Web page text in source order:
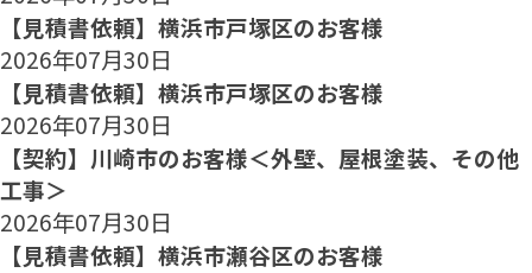
【見積書依頼】横浜市戸塚区のお客様
2026年07月30日
【見積書依頼】横浜市戸塚区のお客様
2026年07月30日
【契約】川崎市のお客様＜外壁、屋根塗装、その他
工事＞
2026年07月30日
【見積書依頼】横浜市瀬谷区のお客様